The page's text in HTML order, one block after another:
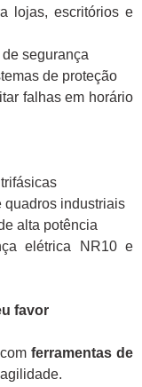
lojas, escritórios e
segurança
de proteção
falhas em horário
quadros industriais
alta potência
elétrica NR10 e
favor
ferramentas de